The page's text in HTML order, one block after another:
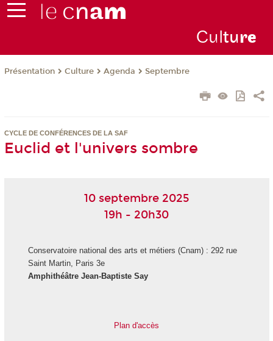
Culture
Présentation Culture Agenda Septembre
CYCLE DE CONFÉRENCES DE LA SAF
Euclid et l'univers sombre
10 septembre 2025
19h - 20h30
Conservatoire national des arts et métiers (Cnam) : 292 rue
Saint Martin, Paris 3e
Amphithéâtre Jean-Baptiste Say
Plan d'accès